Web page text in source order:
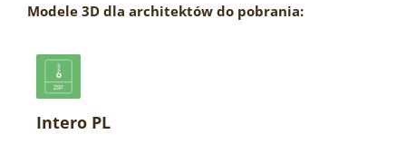
Modele 3D dla architektów do pobrania:
Intero PL